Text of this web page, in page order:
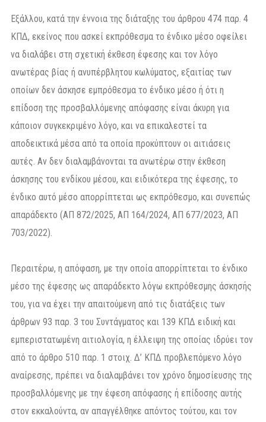
Εξάλλου, κατά την έννοια της διάταξης του άρθρου 474 παρ. 4
ΚΠΔ, εκείνος που ασκεί εκπρόθεσμα το ένδικο μέσο οφείλει
να διαλάβει στη σχετική έκθεση έφεσης και τον λόγο
ανωτέρας βίας ή ανυπέρβλητου κωλύματος, εξαιτίας των
οποίων δεν άσκησε εμπρόθεσμα το ένδικο μέσο ή ότι η
επίδοση της προσβαλλόμενης απόφασης είναι άκυρη για
κάποιον συγκεκριμένο λόγο, και να επικαλεστεί τα
αποδεικτικά μέσα από τα οποία προκύπτουν οι αιτιάσεις
αυτές. Αν δεν διαλαμβάνονται τα ανωτέρω στην έκθεση
άσκησης του ενδίκου μέσου, και ειδικότερα της έφεσης, το
ένδικο αυτό μέσο απορρίπτεται ως εκπρόθεσμο, και συνεπώς
απαράδεκτο (ΑΠ 872/2025, ΑΠ 164/2024, ΑΠ 677/2023, ΑΠ
703/2022).
Περαιτέρω, η απόφαση, με την οποία απορρίπτεται το ένδικο
μέσο της έφεσης ως απαράδεκτο λόγω εκπρόθεσμης άσκησής
του, για να έχει την απαιτούμενη από τις διατάξεις των
άρθρων 93 παρ. 3 του Συντάγματος και 139 ΚΠΔ ειδική και
εμπεριστατωμένη αιτιολογία, η έλλειψη της οποίας ιδρύει τον
από το άρθρο 510 παρ. 1 στοιχ. Δ’ ΚΠΔ προβλεπόμενο λόγο
αναίρεσης, πρέπει να διαλαμβάνει τον χρόνο δημοσίευσης της
προσβαλλόμενης με την έφεση απόφασης ή επίδοσης αυτής
στον εκκαλούντα, αν απαγγέλθηκε απόντος τούτου, και τον